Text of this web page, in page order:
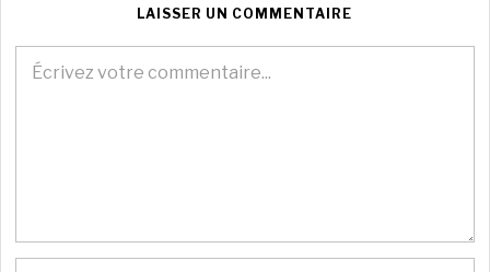
LAISSER UN COMMENTAIRE